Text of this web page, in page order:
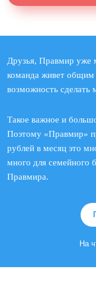
Друзья, Правмир уже
команда живет общим
возможность сделать
Такое важное и
Поэтому «Правмир»
рублей в месяц это
много для семейного
Правмира.
На